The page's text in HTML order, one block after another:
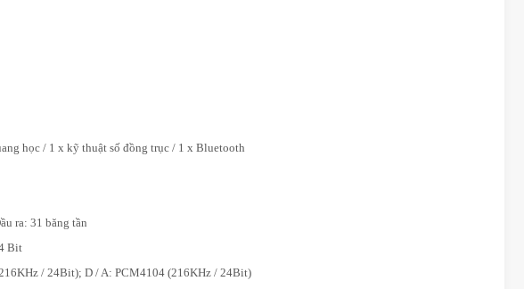
học / 1 x kỹ thuật số đồng trục / 1 x Bluetooth
ra: 31 băng tần
Bit
/ 24Bit); D / A: PCM4104 (216KHz / 24Bit)